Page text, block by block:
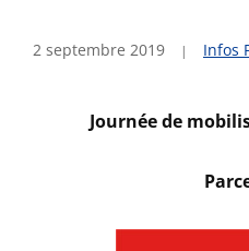
2 septembre 2019 Infos
Journée de